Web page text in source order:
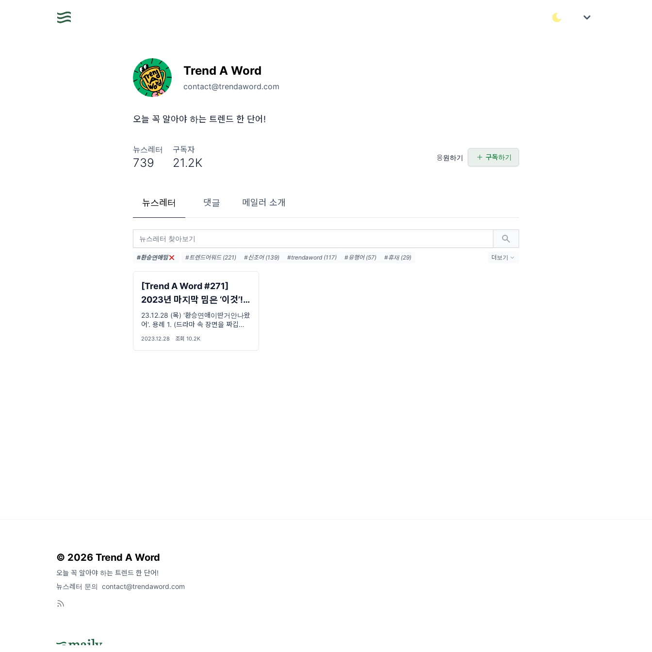
Trend A Word
contact@trendaword.com
오늘 꼭 알아야 하는 트렌드 한 단어!
뉴스레터
739
구독자
21.2K 응원하기 구독하기
뉴스레터 댓글 메일러 소개
#환승연애밈 #트렌드어워드 (221) #신조어 (139) #trendaword (117) #유행어 (57)
#휴재 (29)
#밈추천 (22)
#7월밈 (21)
더보기
[Trend A Word #271]
2023년 마지막 밈은 ‘이것’!
(도파민 싹 돈다..)
23.12.28 (목) '환승연애이딴거안나왔
어'. 용례 1. (드라마 속 장면을 짜깁기
했잖아? 환승연애 이딴 거 안 나왔어.
반 OO 씨 2. 너가 '나무야 미안해' 했잖
2023.12.28 · 조회 10.2K
© 2026 Trend A Word
오늘 꼭 알아야 하는 트렌드 한 단어!
뉴스레터 문의 contact@trendaword.com